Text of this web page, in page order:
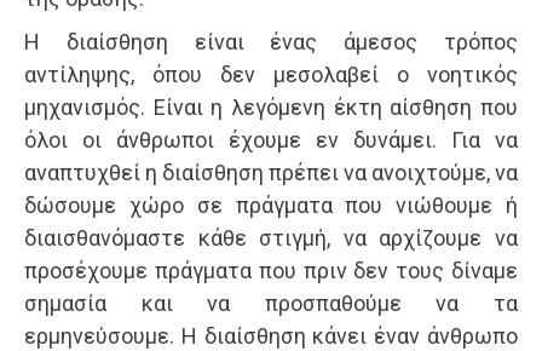
Η διαίσθηση είναι ένας άμεσος τρόπος
αντίληψης, όπου δεν μεσολαβεί ο νοητικός
μηχανισμός. Είναι η λεγόμενη έκτη αίσθηση που
όλοι οι άνθρωποι έχουμε εν δυνάμει. Για να
αναπτυχθεί η διαίσθηση πρέπει να ανοιχτούμε, να
δώσουμε χώρο σε πράγματα που νιώθουμε ή
διαισθανόμαστε κάθε στιγμή, να αρχίζουμε να
προσέχουμε πράγματα που πριν δεν τους δίναμε
σημασία και να προσπαθούμε να τα
ερμηνεύσουμε. Η διαίσθηση κάνει έναν άνθρωπο